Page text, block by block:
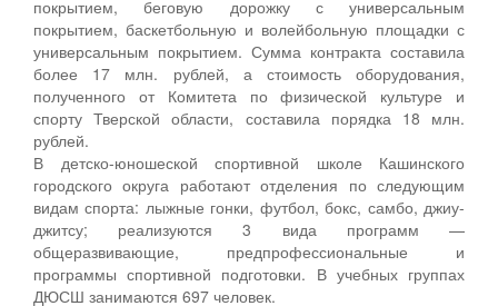
покрытием, беговую дорожку с универсальным
покрытием, баскетбольную и волейбольную площадки с
универсальным покрытием. Сумма контракта составила
более 17 млн. рублей, а стоимость оборудования,
полученного от Комитета по физической культуре и
спорту Тверской области, составила порядка 18 млн.
рублей.
В детско-юношеской спортивной школе Кашинского
городского округа работают отделения по следующим
видам спорта: лыжные гонки, футбол, бокс, самбо, джиу-
джитсу; реализуются 3 вида программ —
общеразвивающие, предпрофессиональные и
программы спортивной подготовки. В учебных группах
ДЮСШ занимаются 697 человек.